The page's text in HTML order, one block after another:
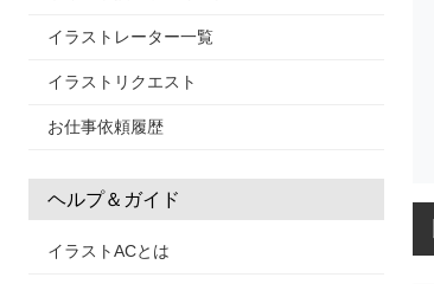
イラストレーター一覧
イラストリクエスト
お仕事依頼履歴
ヘルプ＆ガイド
イラストACとは